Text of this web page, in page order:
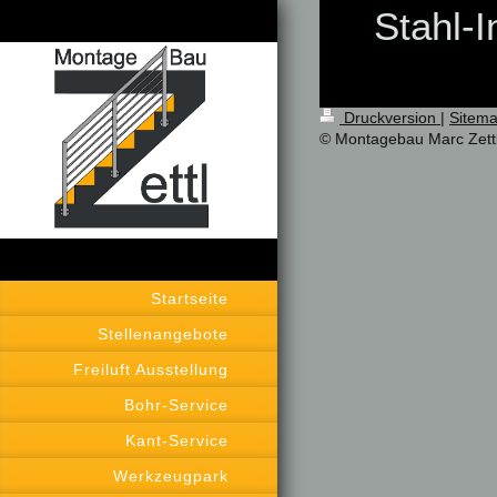
Startseite
Stellenangebote
Freiluft Ausstellung
Bohr-Service
Kant-Service
Werkzeugpark
Stahl-
Druckversion |
© Montagebau Marc